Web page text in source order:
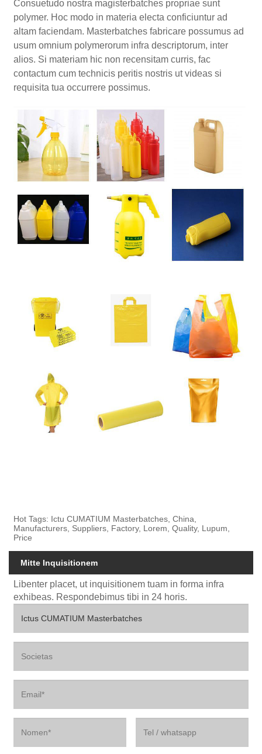
Consuetudo nostra magisterbatches propriae sunt
polymer. Hoc modo in materia electa conficiuntur ad
altam faciendam. Masterbatches fabricare possumus ad
usum omnium polymerorum infra descriptorum, inter
alios. Si materiam hic non recensitam curris, fac
contactum cum technicis peritis nostris ut videas si
requisita tua occurrere possimus.
Hot Tags: Ictu CUMATIUM Masterbatches, China,
Manufacturers, Suppliers, Factory, Lorem, Quality, Lupum,
Price
Mitte Inquisitionem
Libenter placet, ut inquisitionem tuam in forma infra
exhibeas. Respondebimus tibi in 24 horis.